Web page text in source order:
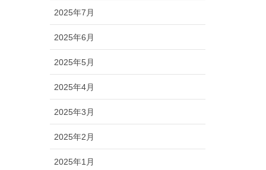
2025年7月
2025年6月
2025年5月
2025年4月
2025年3月
2025年2月
2025年1月